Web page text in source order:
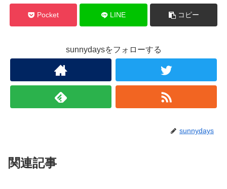
Pocket LINE コピー
sunnydaysをフォローする
sunnydays
関連記事